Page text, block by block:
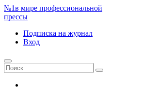
№1в мире профессиональной
прессы
Подписка на журнал
Вход